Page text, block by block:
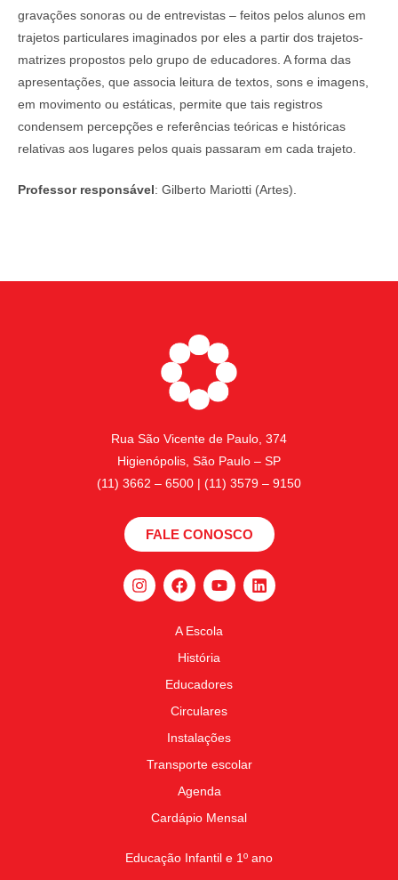
gravações sonoras ou de entrevistas – feitos pelos alunos em
trajetos particulares imaginados por eles a partir dos trajetos-
matrizes propostos pelo grupo de educadores. A forma das
apresentações, que associa leitura de textos, sons e imagens,
em movimento ou estáticas, permite que tais registros
condensem percepções e referências teóricas e históricas
relativas aos lugares pelos quais passaram em cada trajeto.
Professor responsável: Gilberto Mariotti (Artes).
Rua São Vicente de Paulo, 374
Higienópolis, São Paulo – SP
(11) 3662 – 6500 | (11) 3579 – 9150
FALE CONOSCO
A Escola
História
Educadores
Circulares
Instalações
Transporte escolar
Agenda
Cardápio Mensal
Educação Infantil e 1º ano